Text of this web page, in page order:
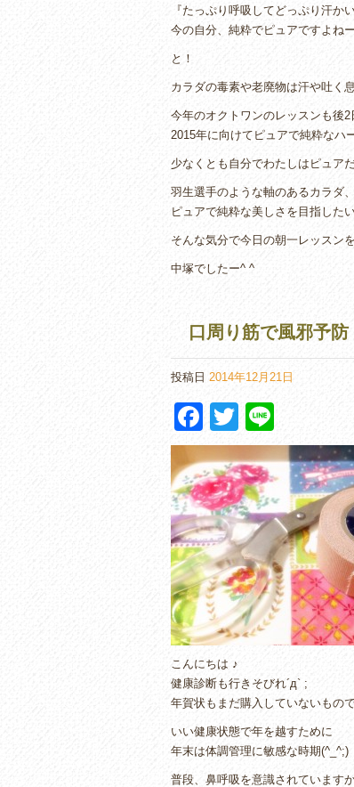
『たっぷり呼吸してどっぷり汗か
今の自分、純粋でピュアですよねー
と！
カラダの毒素や老廃物は汗や吐く
今年のオクトワンのレッスンも後2
2015年に向けてピュアで純粋なハ
少なくとも自分でわたしはピュア
羽生選手のような軸のあるカラダ、
ピュアで純粋な美しさを目指したい
そんな気分で今日の朝一レッスン
中塚でしたー^ ^
口周り筋で風邪予防
投稿日 2014年12月21日
F
a
c
e
b
o
o
k
T
wi
tt
er
n
e
こんにちは ♪
健康診断も行きそびれ´д` ;
年賀状もまだ購入していないもの
いい健康状態で年を越すために
年末は体調管理に敏感な時期(^_^;)
普段、鼻呼吸を意識されています